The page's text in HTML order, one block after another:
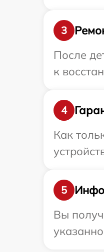
3
После
к
4
Как
5
Вы